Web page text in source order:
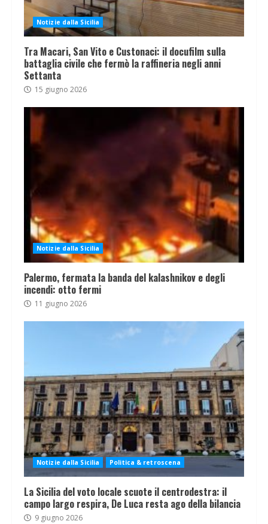
Notizie dalla Sicilia
Tra Macari, San Vito e Custonaci: il docufilm sulla
battaglia civile che fermò la raffineria negli anni
Settanta
15 giugno 2026
Notizie dalla Sicilia
Palermo, fermata la banda del kalashnikov e degli
incendi: otto fermi
11 giugno 2026
Notizie dalla Sicilia Politica & retroscena
La Sicilia del voto locale scuote il centrodestra: il
campo largo respira, De Luca resta ago della bilancia
9 giugno 2026